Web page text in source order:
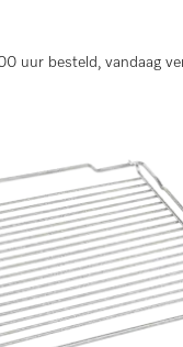
uur besteld, vandaag